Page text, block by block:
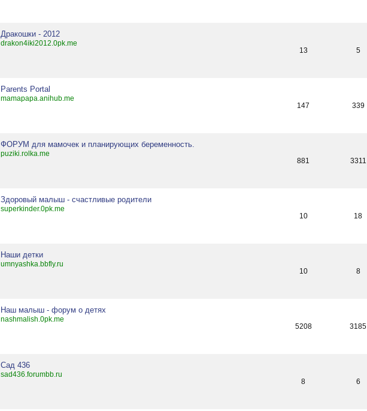
Дракошки - 2012
drakon4iki2012.0pk.me
13
5
Parents Portal
mamapapa.anihub.me
147
339
ФОРУМ для мамочек и планирующих беременность.
puziki.rolka.me
881
3311
Здоровый малыш - счастливые родители
superkinder.0pk.me
10
18
Наши детки
umnyashka.bbfly.ru
10
8
Наш малыш - форум о детях
nashmalish.0pk.me
5208
3185
Сад 436
sad436.forumbb.ru
8
6